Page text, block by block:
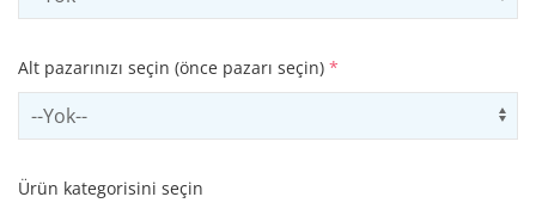
Alt pazarınızı seçin (önce pazarı seçin) *
Select subSector
Ürün kategorisini seçin